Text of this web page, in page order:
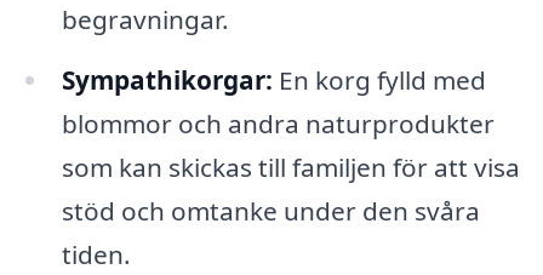
begravningar.
Sympathikorgar: En korg fylld med
blommor och andra naturprodukter
som kan skickas till familjen för att visa
stöd och omtanke under den svåra
tiden.